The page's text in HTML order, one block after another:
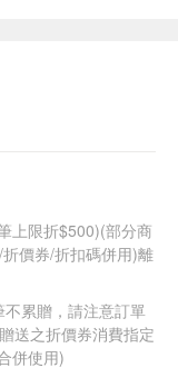
上限折$500)(部分商
價券/折扣碼併用)離
累贈，請注意訂單
送之折價券消費指定
併使用)